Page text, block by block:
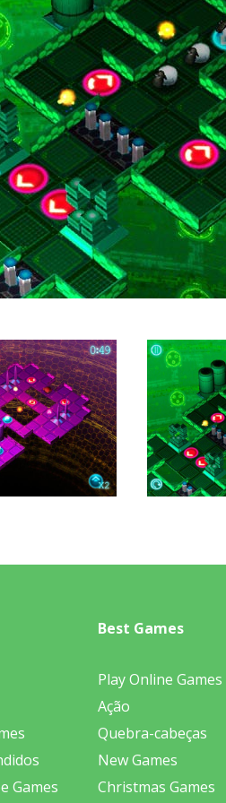
Games
Best Games
Play Online Games
Ação
Quebra-cabeças
New Games
Christmas Games